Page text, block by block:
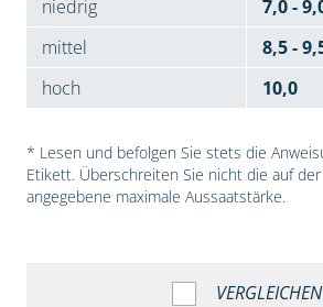
niedrig
7,0 -
mittel
8,5 -
hoch
10,0
* Lesen und befolgen Sie stets die
Etikett. Überschreiten Sie nicht die auf
angegebene maximale Aussaatstärke.
VERGLEICHEN